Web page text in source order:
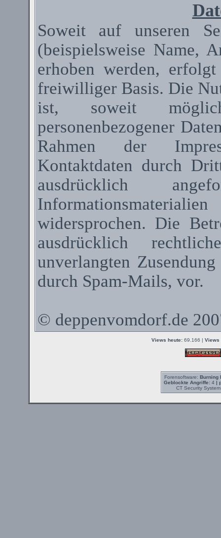
Soweit auf unseren
(beispielsweise Name,
erhoben werden,
freiwilliger Basis. Die
ist, soweit
personenbezogener
Rahmen der
Kontaktdaten durch
ausdrücklich
widersprochen. Die
ausdrücklich
unverlangten
durch Spam-Mails, vor.
© deppenvomdorf.de
Views heute: 69.166 | Views
Forensoftware: Burning
Geblockte Angriffe:4 |
CT Security